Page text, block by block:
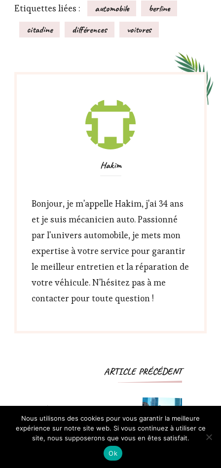
Etiquettes liées : automobile
berline
citadine
différences voitures
Hakim
Bonjour, je m'appelle Hakim, j'ai 34 ans
et je suis mécanicien auto. Passionné
par l'univers automobile, je mets mon
expertise à votre service pour garantir
le meilleur entretien et la réparation de
votre véhicule. N'hésitez pas à me
contacter pour toute question !
Navigation
ARTICLE PRÉCÉDENT
Définition de la voiture
citadine et ses
caractéristiques
ARTICLE SUIVANT
Nous utilisons des cookies pour vous garantir la meilleure
expérience sur notre site web. Si vous continuez à utiliser ce
site, nous supposerons que vous en êtes satisfait.
Ok